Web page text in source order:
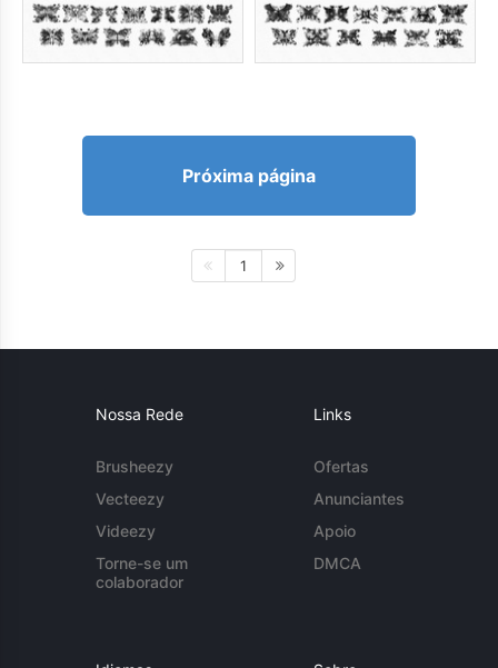
Próxima página
1
Nossa Rede
Brusheezy
Vecteezy
Videezy
Torne-se um
colaborador
Links
Ofertas
Anunciantes
Apoio
DMCA